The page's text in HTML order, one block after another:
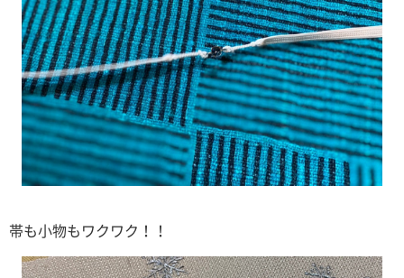
帯も小物もワクワク！！